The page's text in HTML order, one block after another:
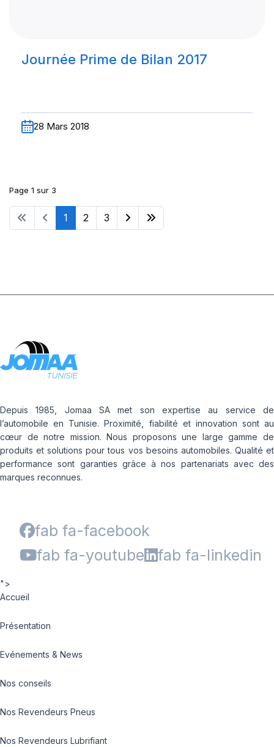
Journée Prime de Bilan 2017
28 Mars 2018
Page 1 sur 3
1 2 3
Depuis 1985, Jomaa SA met son expertise au service de
l’automobile en Tunisie. Proximité, fiabilité et innovation sont au
cœur de notre mission. Nous proposons une large gamme de
produits et solutions pour tous vos besoins automobiles. Qualité et
performance sont garanties grâce à nos partenariats avec des
marques reconnues.
fab fa-facebook
fab fa-youtube
fab fa-linkedin
">
Accueil
Présentation
Evénements & News
Nos conseils
Nos Revendeurs Pneus
Nos Revendeurs Lubrifiant